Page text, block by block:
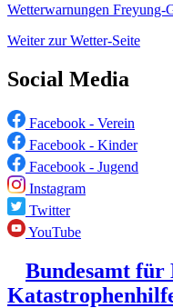
Wetterwarnungen Freyung-
Weiter zur Wetter-Seite
Social Media
Facebook - Verein
Facebook - Kinder
Facebook - Jugend
Instagram
Twitter
YouTube
Bundesamt für